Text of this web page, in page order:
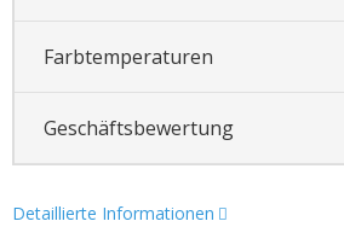
Farbtemperaturen
Geschäftsbewertung
Detaillierte Informationen